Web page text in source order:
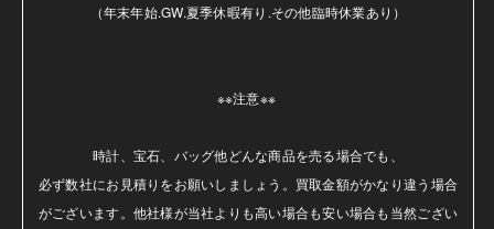
（年末年始.GW.夏季休暇有り.その他臨時休業あり）
※※注意※※
時計、宝石、バッグ他どんな商品を売る場合でも、
必ず数社にお見積りをお願いしましょう。買取金額がかなり違う場合
がございます。他社様が当社よりも高い場合も安い場合も当然ござい